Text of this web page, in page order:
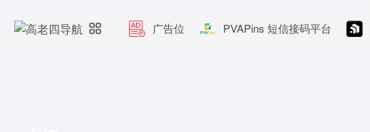
广告位 PVAPins 短信接码平台